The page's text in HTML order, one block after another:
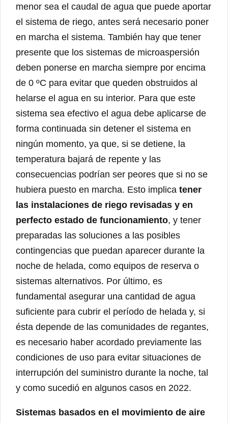
menor sea el caudal de agua que puede aportar
el sistema de riego, antes será necesario poner
en marcha el sistema. También hay que tener
presente que los sistemas de microaspersión
deben ponerse en marcha siempre por encima
de 0 ºC para evitar que queden obstruidos al
helarse el agua en su interior. Para que este
sistema sea efectivo el agua debe aplicarse de
forma continuada sin detener el sistema en
ningún momento, ya que, si se detiene, la
temperatura bajará de repente y las
consecuencias podrían ser peores que si no se
hubiera puesto en marcha. Esto implica tener
las instalaciones de riego revisadas y en
perfecto estado de funcionamiento, y tener
preparadas las soluciones a las posibles
contingencias que puedan aparecer durante la
noche de helada, como equipos de reserva o
sistemas alternativos. Por último, es
fundamental asegurar una cantidad de agua
suficiente para cubrir el período de helada y, si
ésta depende de las comunidades de regantes,
es necesario haber acordado previamente las
condiciones de uso para evitar situaciones de
interrupción del suministro durante la noche, tal
y como sucedió en algunos casos en 2022.
Sistemas basados en el movimiento de aire